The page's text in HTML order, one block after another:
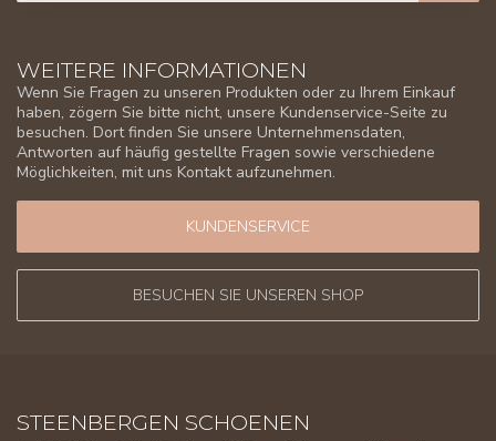
WEITERE INFORMATIONEN
Wenn Sie Fragen zu unseren Produkten oder zu Ihrem Einkauf
haben, zögern Sie bitte nicht, unsere Kundenservice-Seite zu
besuchen. Dort finden Sie unsere Unternehmensdaten,
Antworten auf häufig gestellte Fragen sowie verschiedene
Möglichkeiten, mit uns Kontakt aufzunehmen.
KUNDENSERVICE
BESUCHEN SIE UNSEREN SHOP
STEENBERGEN SCHOENEN